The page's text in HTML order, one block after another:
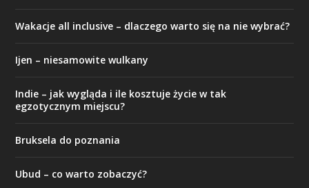
Wakacje all inclusive – dlaczego warto się na nie wybrać?
Ijen – niesamowite wulkany
Indie – jak wygląda i ile kosztuje życie w tak
egzotycznym miejscu?
Bruksela do poznania
Ubud – co warto zobaczyć?